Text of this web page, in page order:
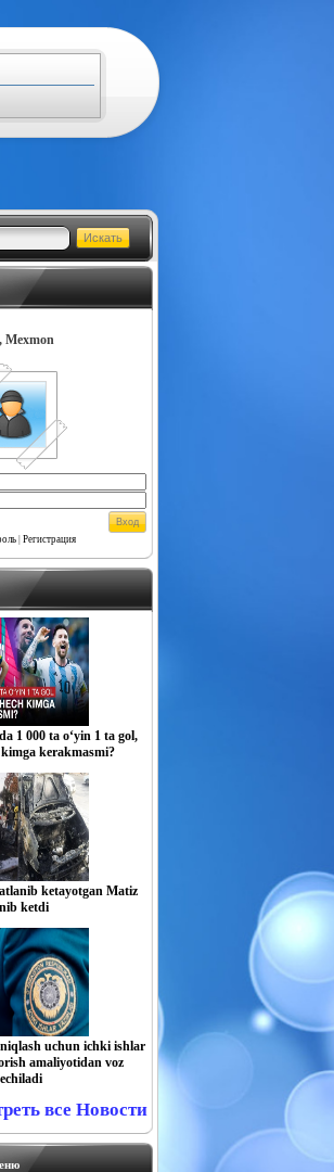
Mexmon
| Регистрация
1 000 ta o‘yin 1 ta gol,
kerakmasmi?
ketayotgan Matiz
ketdi
uchun ichki ishlar
amaliyotidan voz
все Новости